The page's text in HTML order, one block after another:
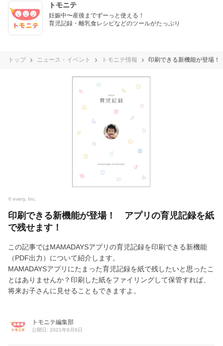
トモニテ
妊娠中〜産後までずーっと使える！
育児記録・離乳食レシピなどのツールがたっぷり
トップ ニュース・イベント トモニテ情報 印刷できる新機能が登場
© every, Inc.
印刷できる新機能が登場！ アプリの育児記録を紙
で残せます！
この記事ではMAMADAYSアプリの育児記録を印刷できる新機能
（PDF出力）について紹介します。
MAMADAYSアプリにたまった育児記録を紙で残したいと思ったこ
とはありませんか？印刷した紙をファイリングして保管すれば、
将来お子さんに見せることもできますよ。
トモニテ編集部
公開日: 2021年8月6日